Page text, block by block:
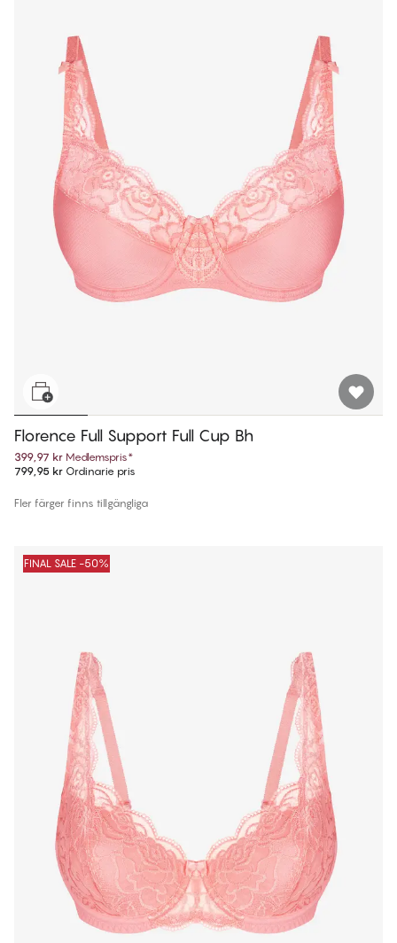
Florence Full Support Full Cup Bh
399,97 kr Medlemspris*
799,95 kr Ordinarie pris
Fler färger finns tillgängliga
FINAL SALE -50%